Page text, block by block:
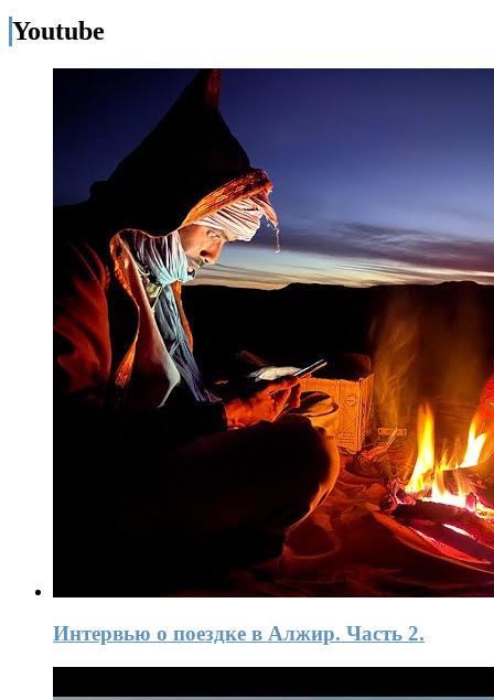
Youtube
Интервью о поездке в Алжир. Часть 2.